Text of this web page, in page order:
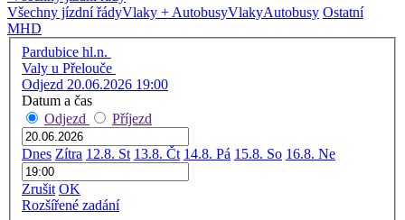
Všechny jízdní řádyVlaky + AutobusyVlakyAutobusy Ostatní
MHD
Pardubice hl.n.
Valy u Přelouče
Odjezd 20.06.2026 19:00
Datum a čas
Odjezd
Příjezd
Dnes Zítra 12.8. St 13.8. Čt 14.8. Pá 15.8. So 16.8. Ne
Zrušit OK
Rozšířené zadání